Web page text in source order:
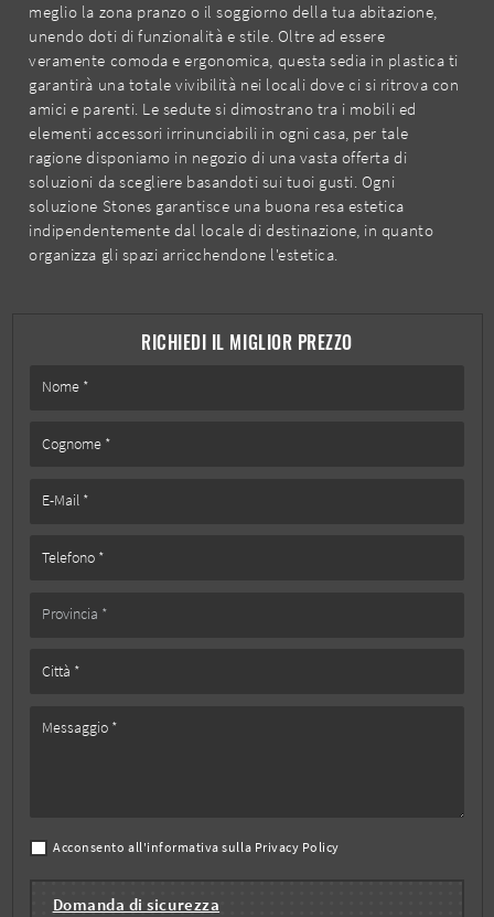
RICHIEDI IL MIGLIOR PREZZO
Acconsento all'informativa sulla Privacy Policy
Domanda di sicurezza
meglio la zona pranzo o il soggiorno della tua abitazione,
unendo doti di funzionalità e stile. Oltre ad essere
veramente comoda e ergonomica, questa sedia in plastica ti
garantirà una totale vivibilità nei locali dove ci si ritrova con
amici e parenti. Le sedute si dimostrano tra i mobili ed
elementi accessori irrinunciabili in ogni casa, per tale
ragione disponiamo in negozio di una vasta offerta di
soluzioni da scegliere basandoti sui tuoi gusti. Ogni
soluzione Stones garantisce una buona resa estetica
indipendentemente dal locale di destinazione, in quanto
organizza gli spazi arricchendone l'estetica.